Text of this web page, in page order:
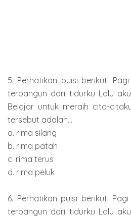
5. Perhatikan puisi berikut!
terbangun dari tidurku Lalu
Belajar untuk meraih cita-
tersebut adalah...
a. rima silang
b. rima patah
c. rima terus
d. rima peluk
6. Perhatikan puisi berikut!
terbangun dari tidurku Lalu